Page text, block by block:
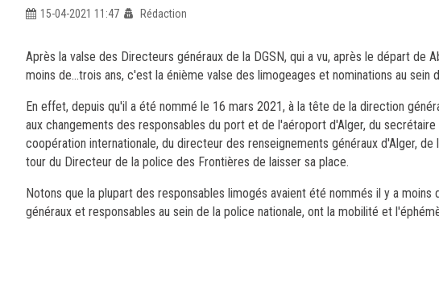
15-04-2021 11:47 Rédaction
Après la valse des Directeurs généraux de la DGSN, qui a vu, après le départ
moins de...trois ans, c'est la énième valse des limogeages et nominations au sein
En effet, depuis qu'il a été nommé le 16 mars 2021, à la tête de la direction
aux changements des responsables du port et de l'aéroport d'Alger, du
coopération internationale, du directeur des renseignements généraux d'Alger,
tour du Directeur de la police des Frontières de laisser sa place.
Notons que la plupart des responsables limogés avaient été nommés il y a moins
généraux et responsables au sein de la police nationale, ont la mobilité et